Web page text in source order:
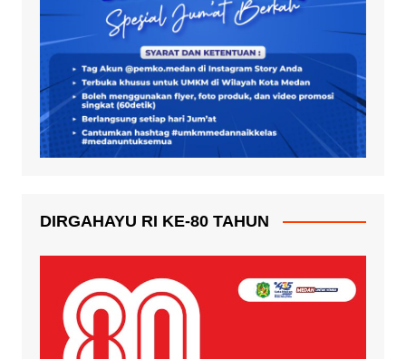
DIRGAHAYU RI KE-80 TAHUN